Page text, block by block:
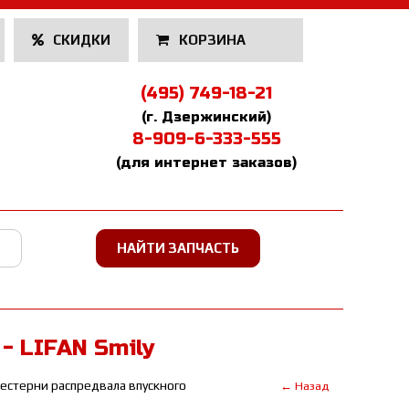
СКИДКИ КОРЗИНА
(495) 749-18-21
(г. Дзержинский)
8-909-6-333-555
(для интернет заказов)
LIFAN Smily
распредвала впускного ← Назад